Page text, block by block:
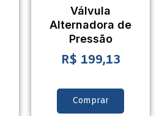
Válvula
Alternadora de
Pressão
R$ 199,13
Comprar